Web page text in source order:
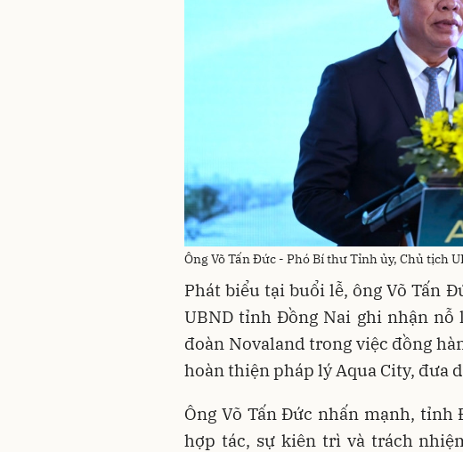
Ông Võ Tấn Đức - Phó Bí thư Tỉnh ủy, Chủ tịch
Phát biểu tại buổi lễ, ông Võ Tấn
UBND tỉnh Đồng Nai ghi nhận
đoàn Novaland trong việc đồng
hoàn thiện pháp lý Aqua City, đưa
Ông Võ Tấn Đức nhấn mạnh,
hợp tác, sự kiên trì và trách